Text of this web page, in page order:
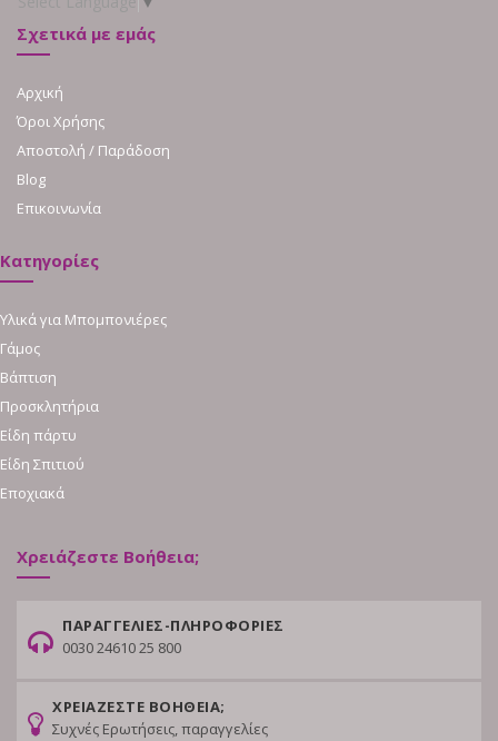
Σχετικά με εμάς
Αρχική
Όροι Χρήσης
Αποστολή / Παράδοση
Blog
Επικοινωνία
Κατηγορίες
Υλικά για Μπομπονιέρες
Γάμος
Βάπτιση
Προσκλητήρια
Είδη πάρτυ
Είδη Σπιτιού
Εποχιακά
Χρειάζεστε Βοήθεια;
ΠΑΡΑΓΓΕΛΙΕΣ-ΠΛΗΡΟΦΟΡΙΕΣ
0030 24610 25 800
ΧΡΕΙΑΖΕΣΤΕ ΒΟΗΘΕΙΑ;
Συχνές Ερωτήσεις, παραγγελίες